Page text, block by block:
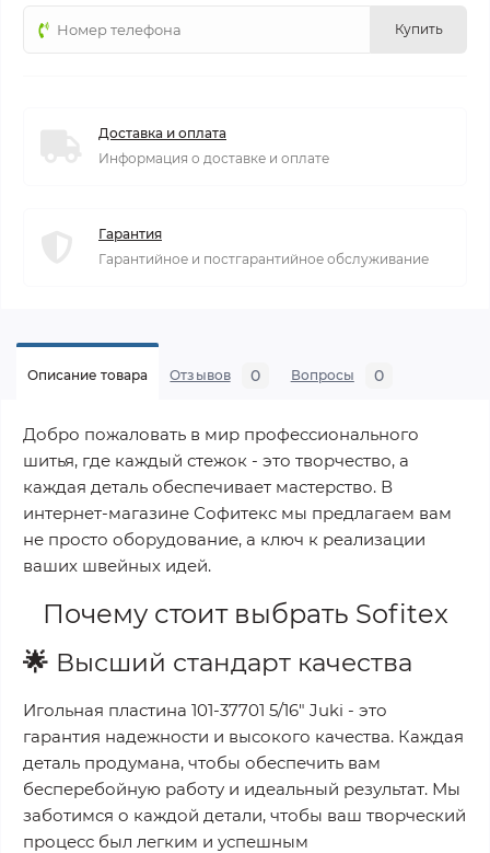
Купить
Доставка и оплата
Информация о доставке и оплате
Гарантия
Гарантийное и постгарантийное обслуживание
Описание товара Отзывов 0 Вопросы 0
Добро пожаловать в мир профессионального
шитья, где каждый стежок - это творчество, а
каждая деталь обеспечивает мастерство. В
интернет-магазине Софитекс мы предлагаем вам
не просто оборудование, а ключ к реализации
ваших швейных идей.
Почему стоит выбрать Sofitex
🌟 Высший стандарт качества
Игольная пластина 101-37701 5/16" Juki - это
гарантия надежности и высокого качества. Каждая
деталь продумана, чтобы обеспечить вам
бесперебойную работу и идеальный результат. Мы
заботимся о каждой детали, чтобы ваш творческий
процесс был легким и успешным